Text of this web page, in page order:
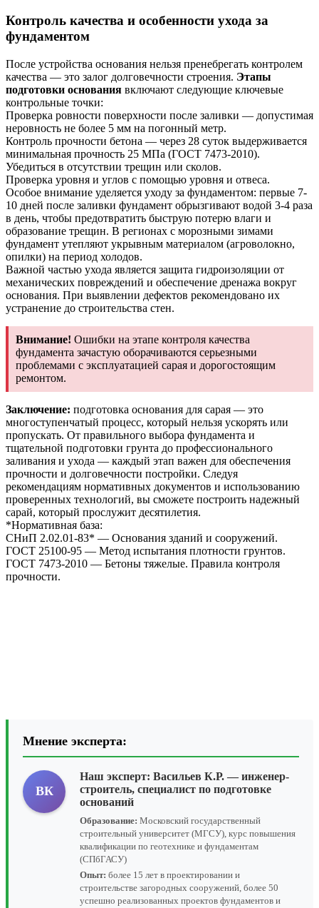
Контроль качества и особенности ухода за
фундаментом
После устройства основания нельзя пренебрегать контролем
качества — это залог долговечности строения. Этапы
подготовки основания включают следующие ключевые
контрольные точки:
Проверка ровности поверхности после заливки — допустимая
неровность не более 5 мм на погонный метр.
Контроль прочности бетона — через 28 суток выдерживается
минимальная прочность 25 МПа (ГОСТ 7473-2010).
Убедиться в отсутствии трещин или сколов.
Проверка уровня и углов с помощью уровня и отвеса.
Особое внимание уделяется уходу за фундаментом: первые 7-
10 дней после заливки фундамент обрызгивают водой 3-4 раза
в день, чтобы предотвратить быструю потерю влаги и
образование трещин. В регионах с морозными зимами
фундамент утепляют укрывным материалом (агроволокно,
опилки) на период холодов.
Важной частью ухода является защита гидроизоляции от
механических повреждений и обеспечение дренажа вокруг
основания. При выявлении дефектов рекомендовано их
устранение до строительства стен.
Внимание! Ошибки на этапе контроля качества
фундамента зачастую оборачиваются серьезными
проблемами с эксплуатацией сарая и дорогостоящим
ремонтом.
Заключение: подготовка основания для сарая — это
многоступенчатый процесс, который нельзя ускорять или
пропускать. От правильного выбора фундамента и
тщательной подготовки грунта до профессионального
заливания и ухода — каждый этап важен для обеспечения
прочности и долговечности постройки. Следуя
рекомендациям нормативных документов и использованию
проверенных технологий, вы сможете построить надежный
сарай, который прослужит десятилетия.
*Нормативная база:
СНиП 2.02.01-83* — Основания зданий и сооружений.
ГОСТ 25100-95 — Метод испытания плотности грунтов.
ГОСТ 7473-2010 — Бетоны тяжелые. Правила контроля
прочности.
Мнение эксперта:
ВК
Наш эксперт: Васильев К.Р. — инженер-
строитель, специалист по подготовке
оснований
Образование: Московский государственный
строительный университет (МГСУ), курс повышения
квалификации по геотехнике и фундаментам
(СПбГАСУ)
Опыт: более 15 лет в проектировании и
строительстве загородных сооружений, более 50
успешно реализованных проектов фундаментов и